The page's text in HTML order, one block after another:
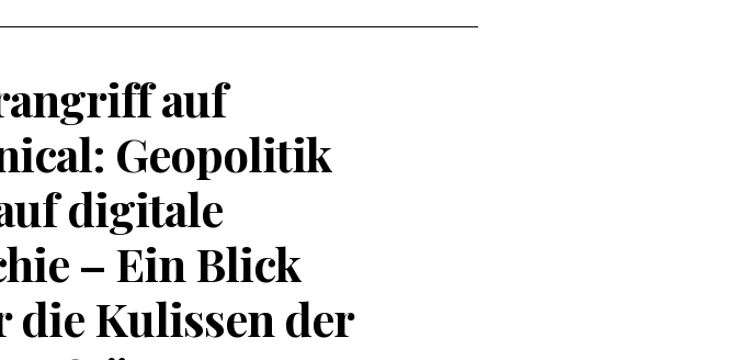
auf
Geopolitik
digitale
– Ein Blick
die Kulissen der